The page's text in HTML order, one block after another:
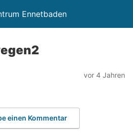
Ennetbaden
vor 4 Jahren
einen Kommentar